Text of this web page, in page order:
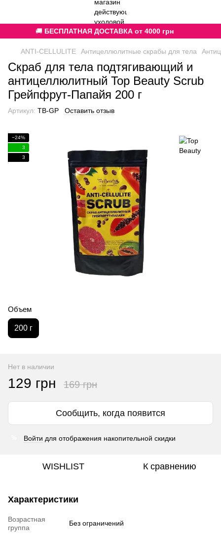
🚚 БЕСПЛАТНАЯ ДОСТАВКА от 4000 грн
ANTI-CELLULITE Антицеллюлитные скрабы для тела
Скраб для тела подтягивающий и
антицеллюлитный Top Beauty Scrub
Грейпфрут-Папайя 200 г
Артикул: TB-GP Оставить отзыв
−24%
3
3
Объем
200 г
Нет в наличии
129 грн 169 грн
Сообщить, когда появится
Войти для отображения накопительной скидки
WISHLIST К сравнению
Характеристики
Возрастная
группа
Без ограничений